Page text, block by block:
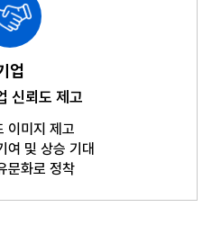
업
신뢰도 제고
이미지 제고
여 및 상승 기대
문화로 정착